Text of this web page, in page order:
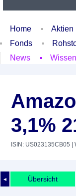
Home Aktien
Fonds
News
Wissen
3,1%
ISIN: US023135CB05 |
◄ Übersicht